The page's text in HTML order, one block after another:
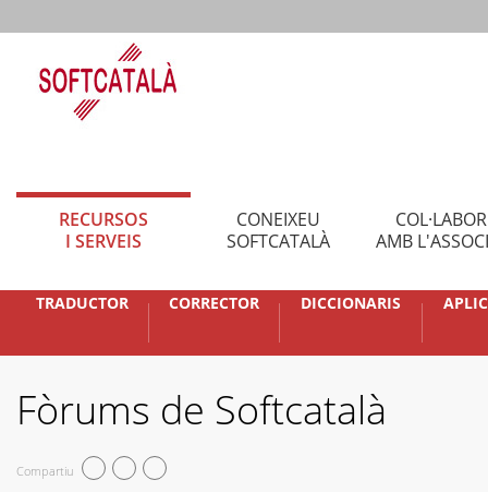
RECURSOS
I SERVEIS
CONEIXEU
SOFTCATALÀ
AMB
TRADUCTOR CORRECTOR DICCIONARIS
Fòrums de Softcatalà
Compartiu